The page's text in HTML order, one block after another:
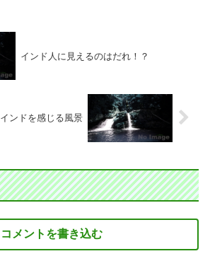
インド人に見えるのはだれ！？
インドを感じる風景
コメントを書き込む